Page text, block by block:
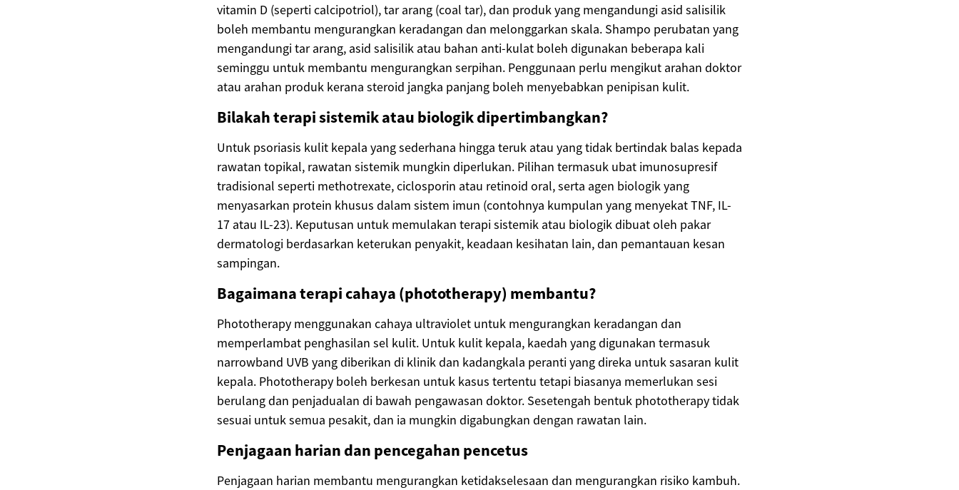
vitamin D (seperti calcipotriol), tar arang (coal tar), dan produk yang mengandungi asid salisilik
boleh membantu mengurangkan keradangan dan melonggarkan skala. Shampo perubatan yang
mengandungi tar arang, asid salisilik atau bahan anti-kulat boleh digunakan beberapa kali
seminggu untuk membantu mengurangkan serpihan. Penggunaan perlu mengikut arahan doktor
atau arahan produk kerana steroid jangka panjang boleh menyebabkan penipisan kulit.
Bilakah terapi sistemik atau biologik dipertimbangkan?
Untuk psoriasis kulit kepala yang sederhana hingga teruk atau yang tidak bertindak balas kepada
rawatan topikal, rawatan sistemik mungkin diperlukan. Pilihan termasuk ubat imunosupresif
tradisional seperti methotrexate, ciclosporin atau retinoid oral, serta agen biologik yang
menyasarkan protein khusus dalam sistem imun (contohnya kumpulan yang menyekat TNF, IL-
17 atau IL-23). Keputusan untuk memulakan terapi sistemik atau biologik dibuat oleh pakar
dermatologi berdasarkan keterukan penyakit, keadaan kesihatan lain, dan pemantauan kesan
sampingan.
Bagaimana terapi cahaya (phototherapy) membantu?
Phototherapy menggunakan cahaya ultraviolet untuk mengurangkan keradangan dan
memperlambat penghasilan sel kulit. Untuk kulit kepala, kaedah yang digunakan termasuk
narrowband UVB yang diberikan di klinik dan kadangkala peranti yang direka untuk sasaran kulit
kepala. Phototherapy boleh berkesan untuk kasus tertentu tetapi biasanya memerlukan sesi
berulang dan penjadualan di bawah pengawasan doktor. Sesetengah bentuk phototherapy tidak
sesuai untuk semua pesakit, dan ia mungkin digabungkan dengan rawatan lain.
Penjagaan harian dan pencegahan pencetus
Penjagaan harian membantu mengurangkan ketidakselesaan dan mengurangkan risiko kambuh.